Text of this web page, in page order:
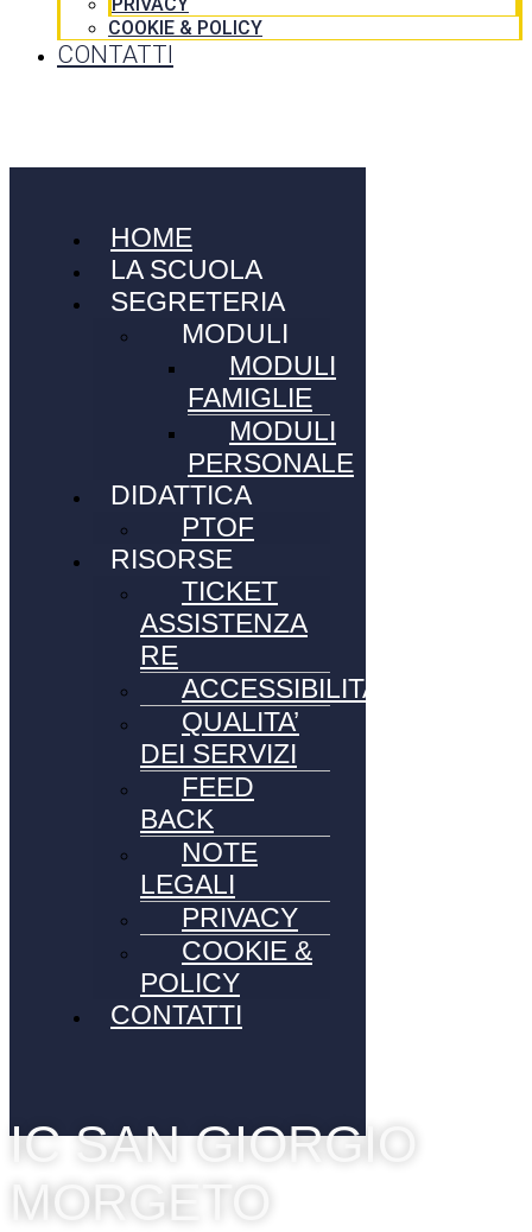
COOKIE & POLICY
CONTATTI
HOME
LA SCUOLA
SEGRETERIA
MODULI
MODULI
FAMIGLIE
MODULI
PERSONALE
DIDATTICA
PTOF
RISORSE
TICKET
ASSISTENZA
RE
ACCESSIBILITA’
QUALITA’
DEI SERVIZI
FEED
BACK
NOTE
LEGALI
PRIVACY
COOKIE &
POLICY
CONTATTI
IC SAN GIORGIO
MORGETO